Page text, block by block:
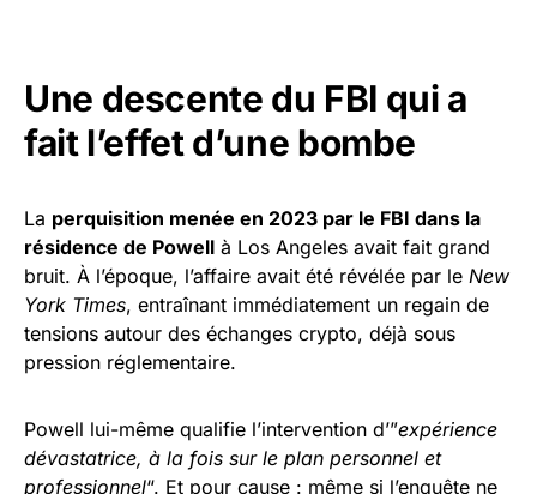
Une descente du FBI qui a
fait l’effet d’une bombe
La perquisition menée en 2023 par le FBI dans la
résidence de Powell à Los Angeles avait fait grand
bruit. À l’époque, l’affaire avait été révélée par le New
York Times, entraînant immédiatement un regain de
tensions autour des échanges crypto, déjà sous
pression réglementaire.
Powell lui-même qualifie l’intervention d’”expérience
dévastatrice, à la fois sur le plan personnel et
professionnel“. Et pour cause : même si l’enquête ne